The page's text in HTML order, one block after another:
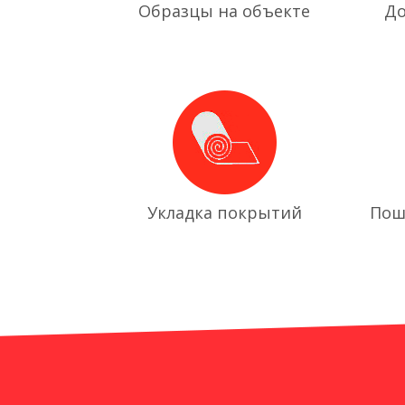
Образцы на объекте
Укладка покрытий